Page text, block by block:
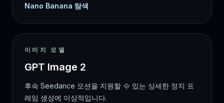
Nano Banana 탐색
이미지 모델
GPT Image 2
후속 Seedance 모션을 지원할 수 있는 상세한 정지 프
레임 생성에 이상적입니다.